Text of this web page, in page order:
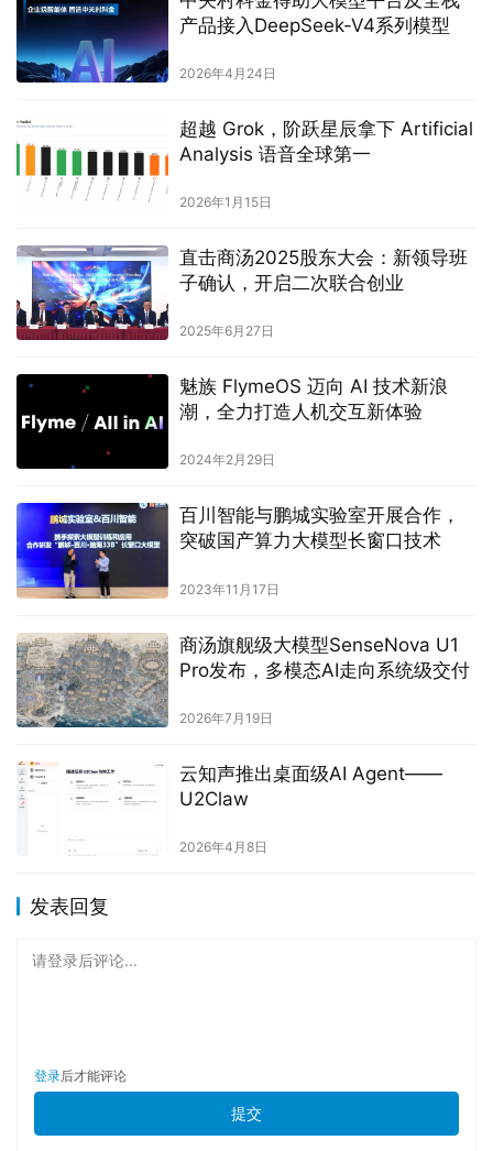
中关村科金得助大模型平台及全栈
产品接入DeepSeek-V4系列模型
超越 Grok，阶跃星辰拿下 Artificial
Analysis 语音全球第一
直击商汤2025股东大会：新领导班
子确认，开启二次联合创业
魅族 FlymeOS 迈向 AI 技术新浪
潮，全力打造人机交互新体验
百川智能与鹏城实验室开展合作，
突破国产算力大模型长窗口技术
商汤旗舰级大模型SenseNova U1
Pro发布，多模态AI走向系统级交付
云知声推出桌面级AI Agent——
U2Claw
发表回复
请登录后评论...
登录后才能评论
提交